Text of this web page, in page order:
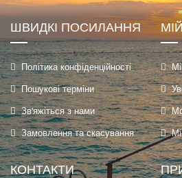
ШВИДКІ ПОСИЛАННЯ
Політика конфіденційності
Пошукові терміни
Зв'яжіться з нами
Замовлення та скасування
КОНТАКТИ